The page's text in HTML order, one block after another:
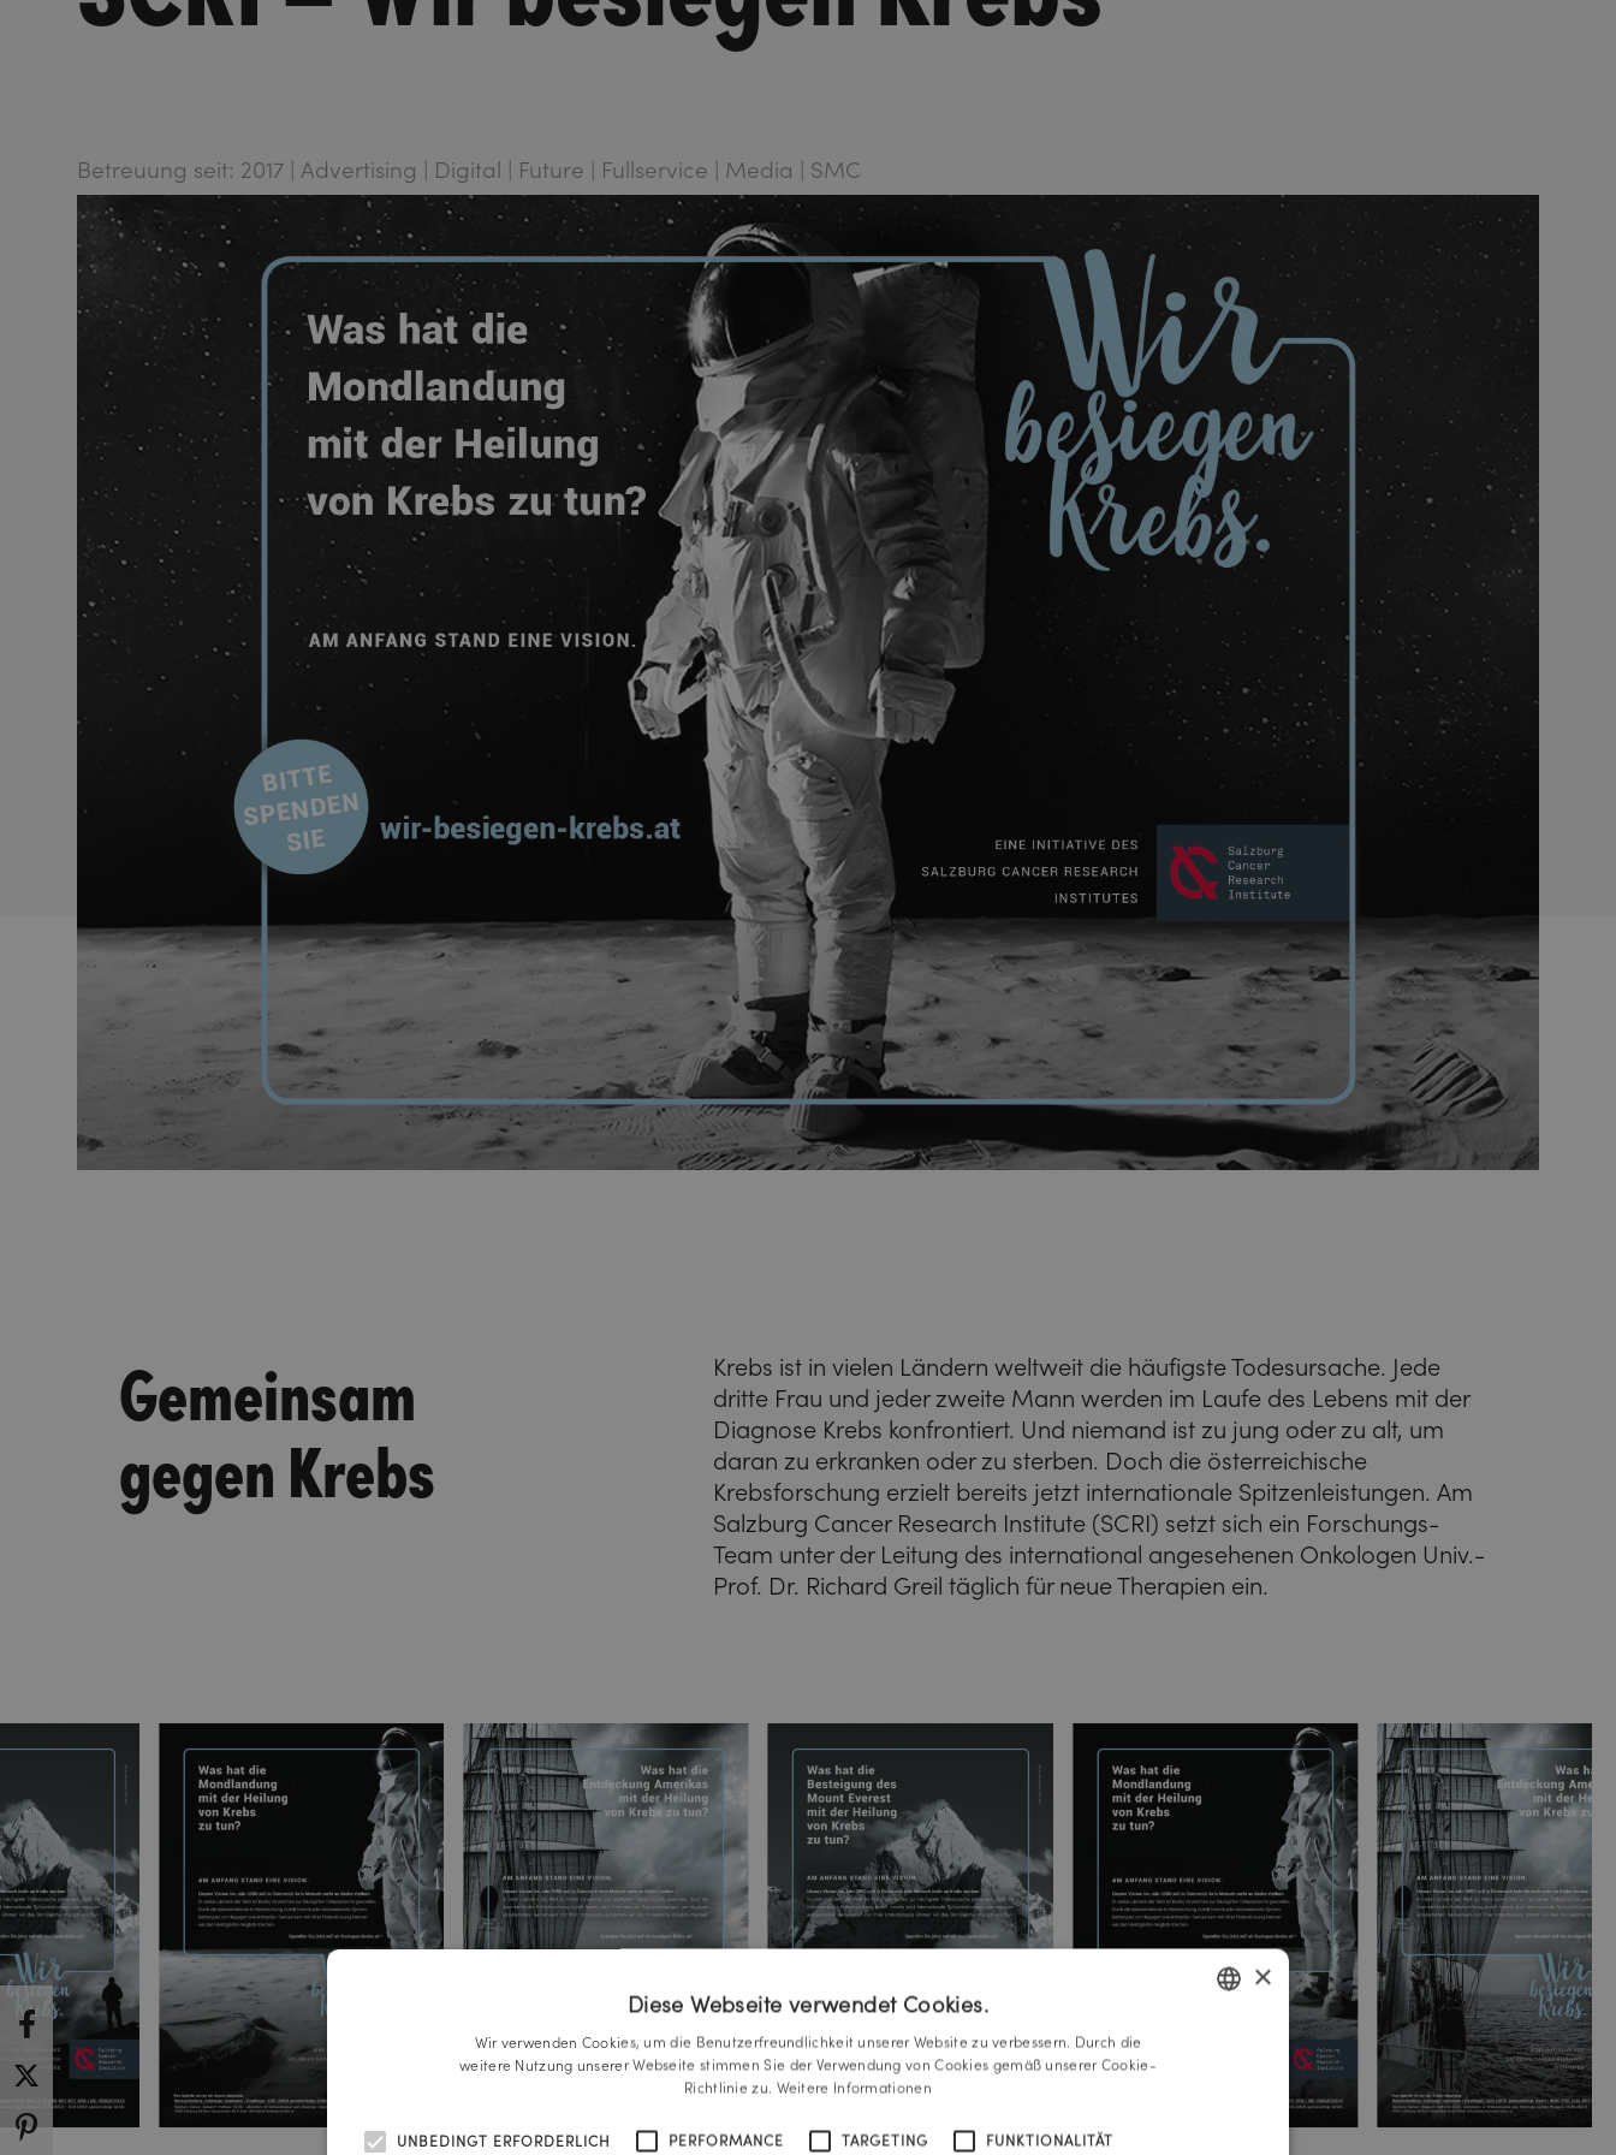
Betreuung seit: 2017 | Advertising | Digital | Future | Fullservice | Media | SMC
Gemeinsam
gegen Krebs
Krebs ist in vielen Ländern weltweit die häufigste Todesursache. Jede
dritte Frau und jeder zweite Mann werden im Laufe des Lebens mit der
Diagnose Krebs konfrontiert. Und niemand ist zu jung oder zu alt, um
daran zu erkranken oder zu sterben. Doch die österreichische
Krebsforschung erzielt bereits jetzt internationale Spitzenleistungen. Am
Salzburg Cancer Research Institute (SCRI) setzt sich ein Forschungs-
Team unter der Leitung des international angesehenen Onkologen Univ.-
Prof. Dr. Richard Greil täglich für neue Therapien ein.
×
Diese Webseite verwendet Cookies.
Wir verwenden Cookies, um die Benutzerfreundlichkeit unserer Website zu verbessern. Durch die
weitere Nutzung unserer Webseite stimmen Sie der Verwendung von Cookies gemäß unserer Cookie-
Richtlinie zu. Weitere Informationen
UNBEDINGT ERFORDERLICH PERFORMANCE TARGETING FUNKTIONALITÄT